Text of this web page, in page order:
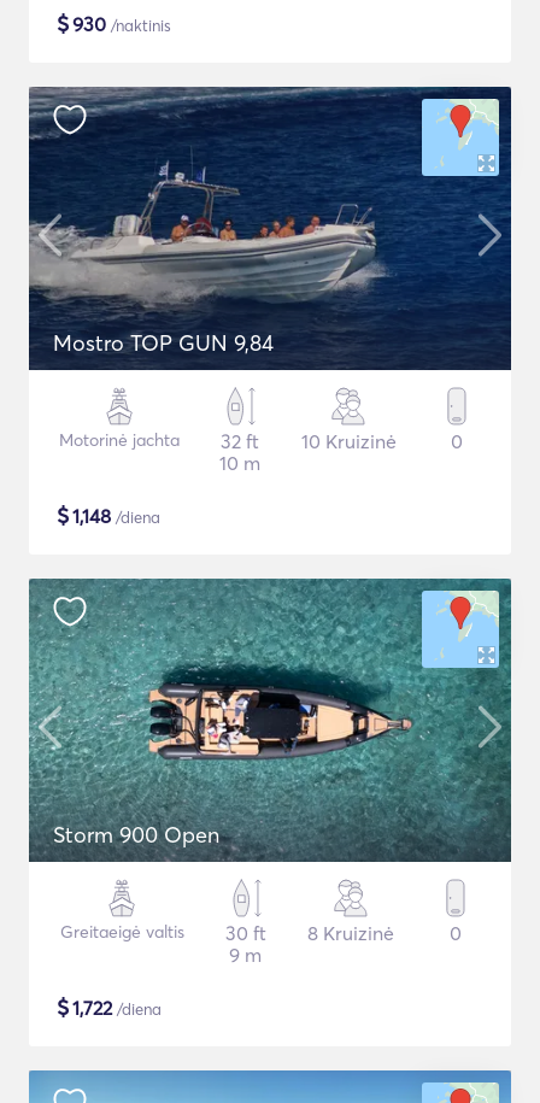
$930 /naktinis
Mostro TOP GUN 9,84
Motorinė jachta
32 ft
10 m
10 Kruizinė 0
$1,148 /diena
Storm 900 Open
Greitaeigė valtis
30 ft
9 m
8 Kruizinė 0
$1,722/diena